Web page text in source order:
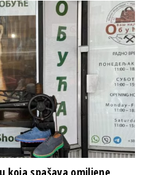
koja spašava omiljene